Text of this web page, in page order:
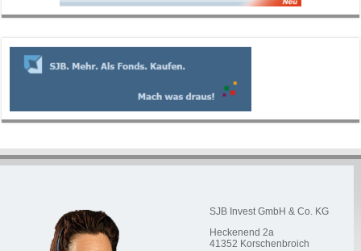
SJB Invest GmbH & Co. KG
Heckenend 2a
41352 Korschenbroich